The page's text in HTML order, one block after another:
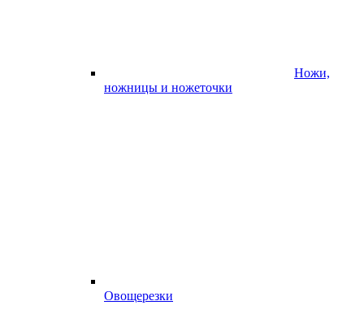
Ножи,
ножницы и ножеточки
Овощерезки